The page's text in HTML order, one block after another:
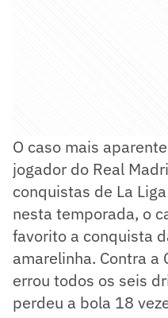
O caso mais
jogador do Real
conquistas de La
nesta temporada, o
favorito a conquista
amarelinha. Contra a
errou todos os seis
perdeu a bola 18